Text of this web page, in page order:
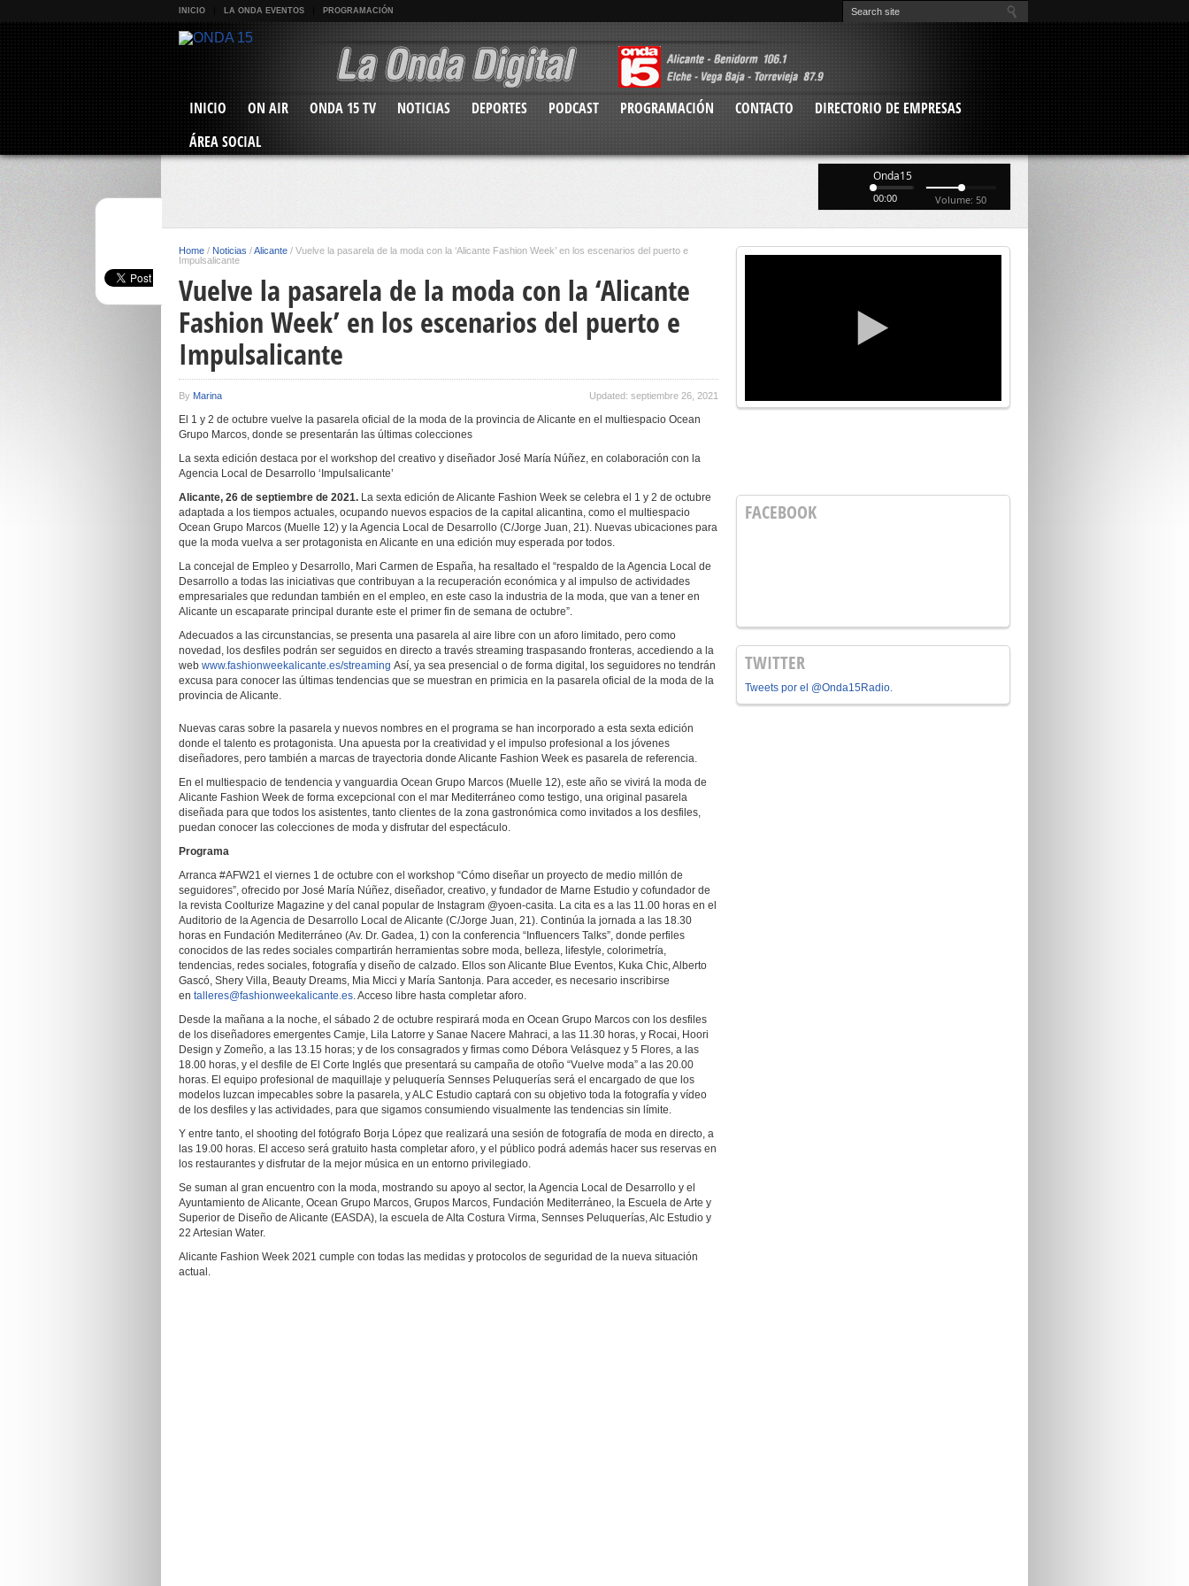
INICIO LA ONDA EVENTOS PROGRAMACIÓN
INICIO ON AIR ONDA 15 TV NOTICIAS DEPORTES PODCAST PROGRAMACIÓN CONTACTO
DIRECTORIO DE EMPRESAS
ÁREA SOCIAL
Onda15
00:00 Volume: 50
Home / Noticias /Alicante / Vuelve la pasarela de la moda con la ‘Alicante Fashion Week’ en los escenarios del puerto e
Impulsalicante
Vuelve la pasarela de la moda con la ‘Alicante
Fashion Week’ en los escenarios del puerto e
Impulsalicante
By Marina Updated: septiembre 26, 2021
El 1 y 2 de octubre vuelve la pasarela oficial de la moda de la provincia de Alicante en el multiespacio Ocean
Grupo Marcos, donde se presentarán las últimas colecciones
La sexta edición destaca por el workshop del creativo y diseñador José María Núñez, en colaboración con la
Agencia Local de Desarrollo ‘Impulsalicante’
Alicante, 26 de septiembre de 2021. La sexta edición de Alicante Fashion Week se celebra el 1 y 2 de octubre
adaptada a los tiempos actuales, ocupando nuevos espacios de la capital alicantina, como el multiespacio
Ocean Grupo Marcos (Muelle 12) y la Agencia Local de Desarrollo (C/Jorge Juan, 21). Nuevas ubicaciones para
que la moda vuelva a ser protagonista en Alicante en una edición muy esperada por todos.
La concejal de Empleo y Desarrollo, Mari Carmen de España, ha resaltado el “respaldo de la Agencia Local de
Desarrollo a todas las iniciativas que contribuyan a la recuperación económica y al impulso de actividades
empresariales que redundan también en el empleo, en este caso la industria de la moda, que van a tener en
Alicante un escaparate principal durante este el primer fin de semana de octubre”.
Adecuados a las circunstancias, se presenta una pasarela al aire libre con un aforo limitado, pero como
novedad, los desfiles podrán ser seguidos en directo a través streaming traspasando fronteras, accediendo a la
web www.fashionweekalicante.es/streaming Así, ya sea presencial o de forma digital, los seguidores no tendrán
excusa para conocer las últimas tendencias que se muestran en primicia en la pasarela oficial de la moda de la
provincia de Alicante.
Nuevas caras sobre la pasarela y nuevos nombres en el programa se han incorporado a esta sexta edición
donde el talento es protagonista. Una apuesta por la creatividad y el impulso profesional a los jóvenes
diseñadores, pero también a marcas de trayectoria donde Alicante Fashion Week es pasarela de referencia.
En el multiespacio de tendencia y vanguardia Ocean Grupo Marcos (Muelle 12), este año se vivirá la moda de
Alicante Fashion Week de forma excepcional con el mar Mediterráneo como testigo, una original pasarela
diseñada para que todos los asistentes, tanto clientes de la zona gastronómica como invitados a los desfiles,
puedan conocer las colecciones de moda y disfrutar del espectáculo.
Programa
Arranca #AFW21 el viernes 1 de octubre con el workshop “Cómo diseñar un proyecto de medio millón de
seguidores”, ofrecido por José María Núñez, diseñador, creativo, y fundador de Marne Estudio y cofundador de
la revista Coolturize Magazine y del canal popular de Instagram @yoen-casita. La cita es a las 11.00 horas en el
Auditorio de la Agencia de Desarrollo Local de Alicante (C/Jorge Juan, 21). Continúa la jornada a las 18.30
horas en Fundación Mediterráneo (Av. Dr. Gadea, 1) con la conferencia “Influencers Talks”, donde perfiles
conocidos de las redes sociales compartirán herramientas sobre moda, belleza, lifestyle, colorimetría,
tendencias, redes sociales, fotografía y diseño de calzado. Ellos son Alicante Blue Eventos, Kuka Chic, Alberto
Gascó, Shery Villa, Beauty Dreams, Mia Micci y María Santonja. Para acceder, es necesario inscribirse
en talleres@fashionweekalicante.es. Acceso libre hasta completar aforo.
Desde la mañana a la noche, el sábado 2 de octubre respirará moda en Ocean Grupo Marcos con los desfiles
de los diseñadores emergentes Camje, Lila Latorre y Sanae Nacere Mahraci, a las 11.30 horas, y Rocai, Hoori
Design y Zomeño, a las 13.15 horas; y de los consagrados y firmas como Débora Velásquez y 5 Flores, a las
18.00 horas, y el desfile de El Corte Inglés que presentará su campaña de otoño “Vuelve moda” a las 20.00
horas. El equipo profesional de maquillaje y peluquería Sennses Peluquerías será el encargado de que los
modelos luzcan impecables sobre la pasarela, y ALC Estudio captará con su objetivo toda la fotografía y vídeo
de los desfiles y las actividades, para que sigamos consumiendo visualmente las tendencias sin límite.
Y entre tanto, el shooting del fotógrafo Borja López que realizará una sesión de fotografía de moda en directo, a
las 19.00 horas. El acceso será gratuito hasta completar aforo, y el público podrá además hacer sus reservas en
los restaurantes y disfrutar de la mejor música en un entorno privilegiado.
Se suman al gran encuentro con la moda, mostrando su apoyo al sector, la Agencia Local de Desarrollo y el
Ayuntamiento de Alicante, Ocean Grupo Marcos, Grupos Marcos, Fundación Mediterráneo, la Escuela de Arte y
Superior de Diseño de Alicante (EASDA), la escuela de Alta Costura Virma, Sennses Peluquerías, Alc Estudio y
22 Artesian Water.
Alicante Fashion Week 2021 cumple con todas las medidas y protocolos de seguridad de la nueva situación
actual.
FACEBOOK
TWITTER
Tweets por el @Onda15Radio.